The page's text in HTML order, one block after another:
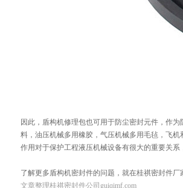
因此， 盾构机修理包也可用于防尘密封元件，作
料，油压机械多用橡胶，气压机械多用毛毡，飞
作用对于保护工程液压机械设备有很大的重要关
了解更多盾构机密封件的问题，就在桂祺密封件厂
文章整理桂祺密封件公司guiqimf.com